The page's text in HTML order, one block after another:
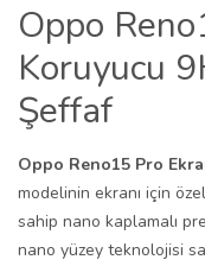
Oppo
Koruyucu
Şeffaf
Oppo Reno15 Pro
modelinin ekranı için
sahip nano kaplamalı
nano yüzey teknolojisi